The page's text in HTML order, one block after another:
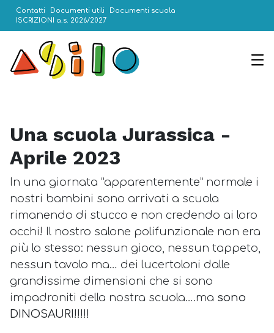
Contatti Documenti utili
Documenti scuola
ISCRIZIONI a.s. 2026/2027
Una scuola Jurassica -
Aprile 2023
In una giornata “apparentemente” normale i
nostri bambini sono arrivati a scuola
rimanendo di stucco e non credendo ai loro
occhi! Il nostro salone polifunzionale non era
più lo stesso: nessun gioco, nessun tappeto,
nessun tavolo ma… dei lucertoloni dalle
grandissime dimensioni che si sono
impadroniti della nostra scuola….ma sono
DINOSAURI!!!!!